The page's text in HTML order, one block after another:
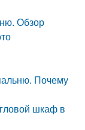
Обзор
Почему
шкаф в